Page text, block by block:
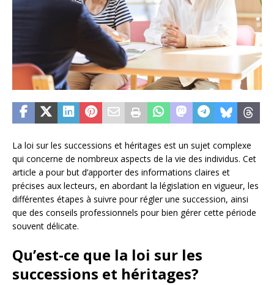
La loi sur les successions et héritages est un sujet complexe
qui concerne de nombreux aspects de la vie des individus. Cet
article a pour but d’apporter des informations claires et
précises aux lecteurs, en abordant la législation en vigueur, les
différentes étapes à suivre pour régler une succession, ainsi
que des conseils professionnels pour bien gérer cette période
souvent délicate.
Qu’est-ce que la loi sur les
successions et héritages?